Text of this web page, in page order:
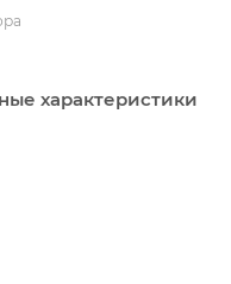
характеристики